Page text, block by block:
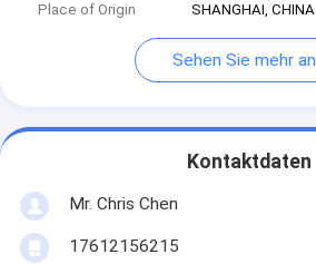
Place of Origin
SHANGHAI, CHINA
Sehen Sie mehr an
Kontaktdaten
Mr. Chris Chen
17612156215